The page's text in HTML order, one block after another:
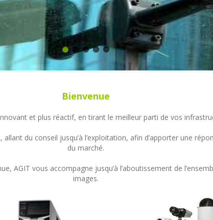
Bienvenue
et plus réactif, en tirant le meilleur parti de vos
du conseil jusqu’à l’exploitation, afin d’apporter une
du marché.
AGIT vous accompagne jusqu’à l’aboutissement de
images.